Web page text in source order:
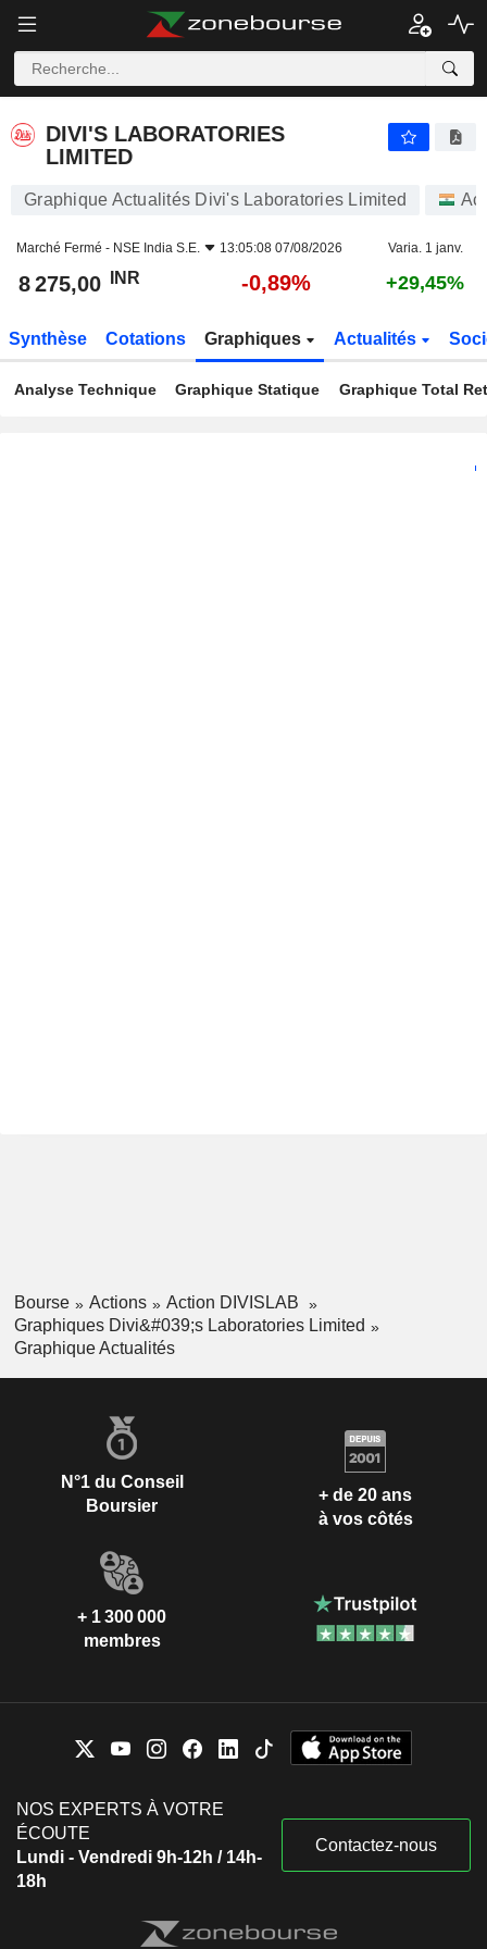
DIVI'S LABORATORIES
LIMITED
Graphique Actualités Divi's Laboratories Limited
Marché Fermé - NSE India S.E. 13:05:08 07/08/2026 Varia. 1 janv.
8 275,00 INR -0,89% +29,45%
Synthèse Cotations Graphiques Actualités
Analyse Technique Graphique Statique Graphique Total
Bourse Actions
Action DIVISLAB
Graphiques Divi&#039;s Laboratories Limited
Graphique Actualités
N°1 du Conseil
Boursier
+ de 20 ans
à vos côtés
+ 1 300 000
membres
NOS EXPERTS À VOTRE
ÉCOUTE
Lundi - Vendredi 9h-12h / 14h-
18h
Contactez-nous